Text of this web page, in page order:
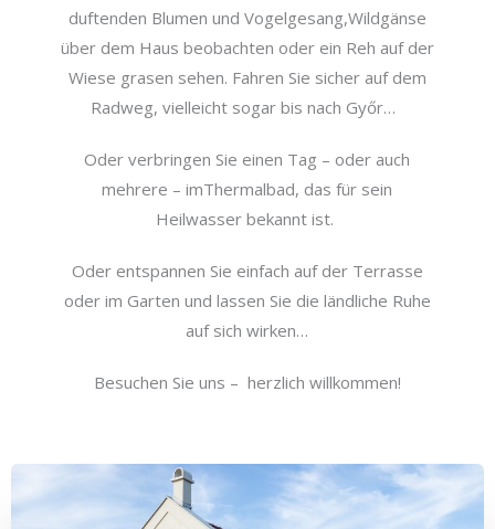
duftenden Blumen und Vogelgesang,Wildgänse
über dem Haus beobachten oder ein Reh auf der
Wiese grasen sehen. Fahren Sie sicher auf dem
Radweg, vielleicht sogar bis nach Győr…
Oder verbringen Sie einen Tag – oder auch
mehrere – imThermalbad, das für sein
Heilwasser bekannt ist.
Oder entspannen Sie einfach auf der Terrasse
oder im Garten und lassen Sie die ländliche Ruhe
auf sich wirken…
Besuchen Sie uns – herzlich willkommen!